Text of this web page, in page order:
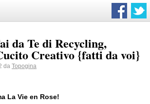
da Te di Recycling,
Creativo {fatti da voi}
da Topogina
La Vie en Rose!